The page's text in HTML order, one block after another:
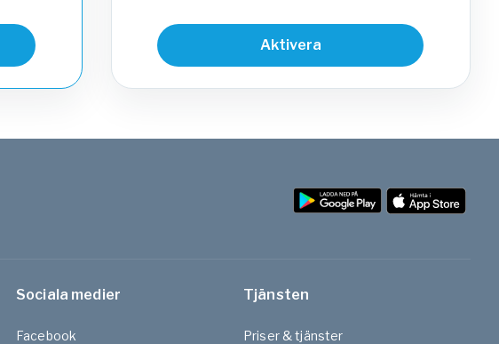
Aktivera
Sociala medier
Facebook
Tjänsten
Priser & tjänster